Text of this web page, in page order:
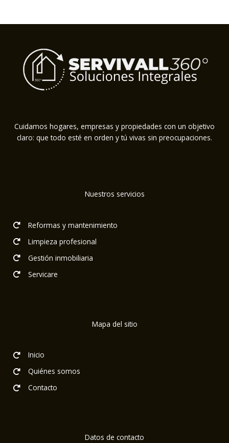
Cuidamos hogares, empresas y propiedades con un objetivo
claro: que todo esté en orden y tú vivas sin preocupaciones.
Nuestros servicios
Reformas y mantenimiento
Limpieza profesional
Gestión inmobiliaria
Servicare
Mapa del sitio
Inicio
Quiénes somos
Contacto
Datos de contacto